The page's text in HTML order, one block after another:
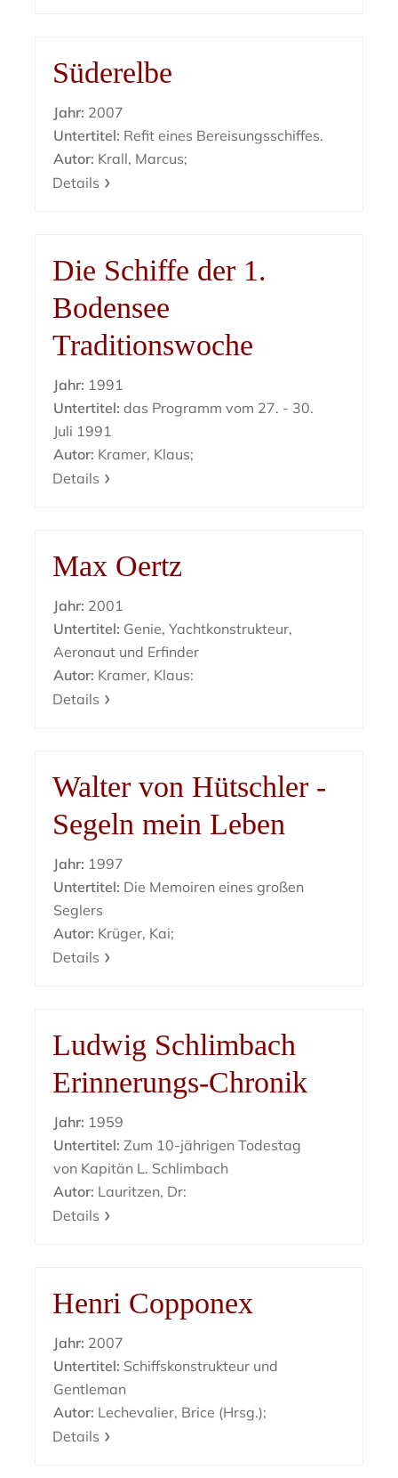
Süderelbe
Jahr: 2007
Untertitel: Refit eines Bereisungsschiffes.
Autor: Krall, Marcus;
Details
Die Schiffe der 1.
Bodensee
Traditionswoche
Jahr: 1991
Untertitel: das Programm vom 27. - 30.
Juli 1991
Autor: Kramer, Klaus;
Details
Max Oertz
Jahr: 2001
Untertitel: Genie, Yachtkonstrukteur,
Aeronaut und Erfinder
Autor: Kramer, Klaus:
Details
Walter von Hütschler -
Segeln mein Leben
Jahr: 1997
Untertitel: Die Memoiren eines großen
Seglers
Autor: Krüger, Kai;
Details
Ludwig Schlimbach
Erinnerungs-Chronik
Jahr: 1959
Untertitel: Zum 10-jährigen Todestag
von Kapitän L. Schlimbach
Autor: Lauritzen, Dr:
Details
Henri Copponex
Jahr: 2007
Untertitel: Schiffskonstrukteur und
Gentleman
Autor: Lechevalier, Brice (Hrsg.);
Details